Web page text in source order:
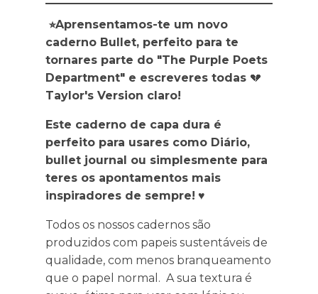
⭐︎Aprensentamos-te um novo
caderno Bullet, perfeito para te
tornares parte do "The Purple Poets
Department" e escreveres todas 💔
Taylor's Version claro!
Este caderno de capa dura é
perfeito para usares como Diário,
bullet journal ou simplesmente para
teres os apontamentos mais
inspiradores de sempre! ♥
Todos os nossos cadernos são
produzidos com papeis sustentáveis de
qualidade, com menos branqueamento
que o papel normal. A sua textura é